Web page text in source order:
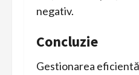
negativ.
Concluzie
Gestionarea